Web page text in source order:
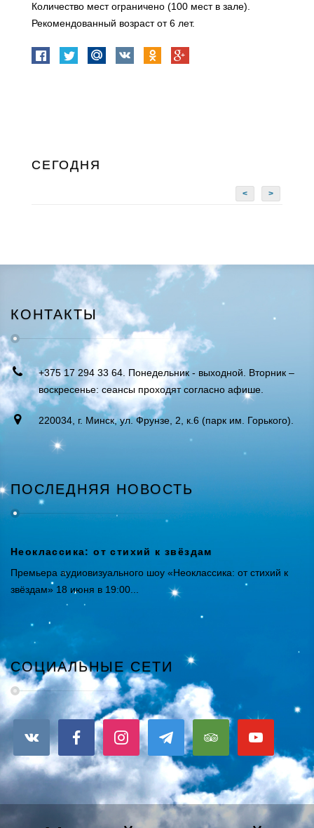
Количество мест ограничено (100 мест в зале).
Рекомендованный возраст от 6 лет.
СЕГОДНЯ
< >
КОНТАКТЫ
+375 17 294 33 64. Понедельник - выходной. Вторник –
воскресенье: сеансы проходят согласно афише.
220034, г. Минск, ул. Фрунзе, 2, к.6 (парк им. Горького).
ПОСЛЕДНЯЯ НОВОСТЬ
Неоклассика: от стихий к звёздам
Премьера аудиовизуального шоу «Неоклассика: от стихий к
звёздам» 18 июня в 19:00...
СОЦИАЛЬНЫЕ СЕТИ